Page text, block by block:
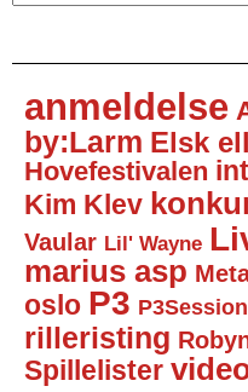
anmeldelse
by:Larm Elsk
Hovefestivalen
Kim Klev
Vaular Lil' Wayne
marius asp
oslo P3
rilleristing
Spillelister